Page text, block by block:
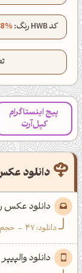
کد HWB رنگ:
پیج اینستاگرام
کپل‌آرت
دانلود
دانلود
دانلود:47
- حجم: 20
دانلود